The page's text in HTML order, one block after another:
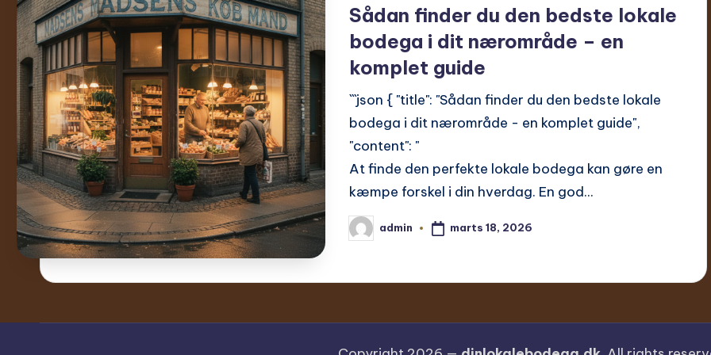
Sådan finder du den bedste lokale
bodega i dit nærområde – en
komplet guide
```json { "title": "Sådan finder du den bedste lokale
bodega i dit nærområde - en komplet guide",
"content": "
At finde den perfekte lokale bodega kan gøre en
kæmpe forskel i din hverdag. En god...
Indsendt
af
admin marts 18, 2026